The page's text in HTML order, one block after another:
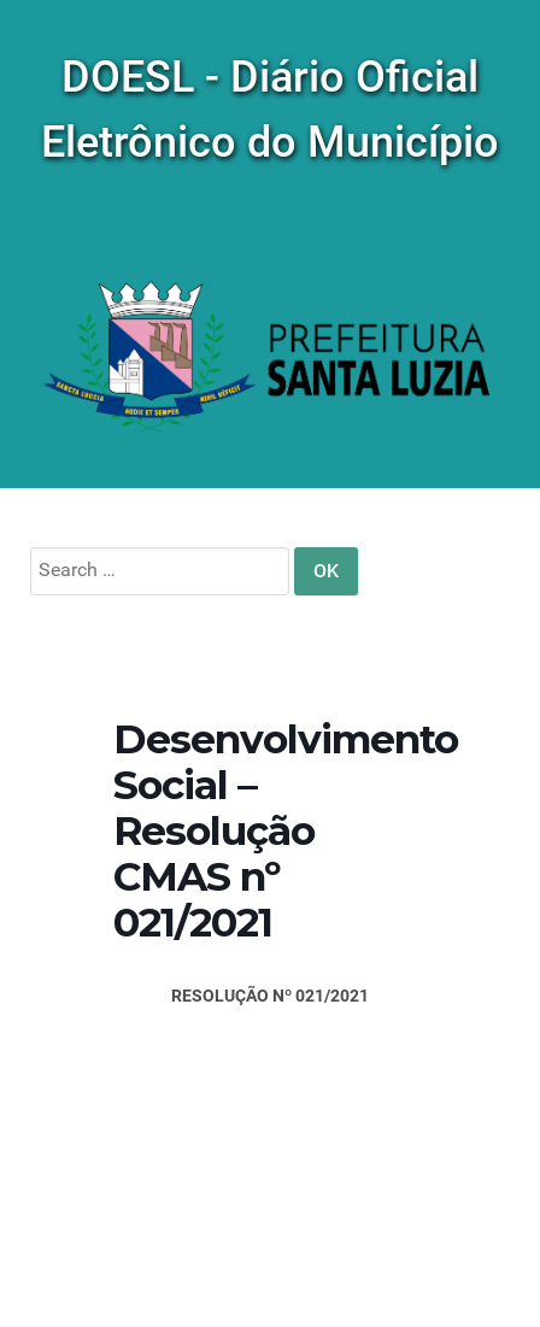
DOESL - Diário Oficial
Eletrônico do Município
Search
for:
Desenvolvimento
Social –
Resolução
CMAS nº
021/2021
RESOLUÇÃO Nº 021/2021